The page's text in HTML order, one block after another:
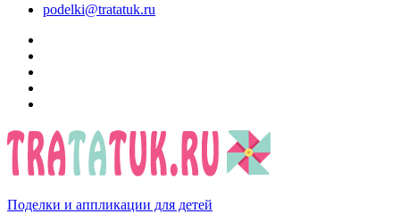
podelki@tratatuk.ru
Поделки и аппликации для детей